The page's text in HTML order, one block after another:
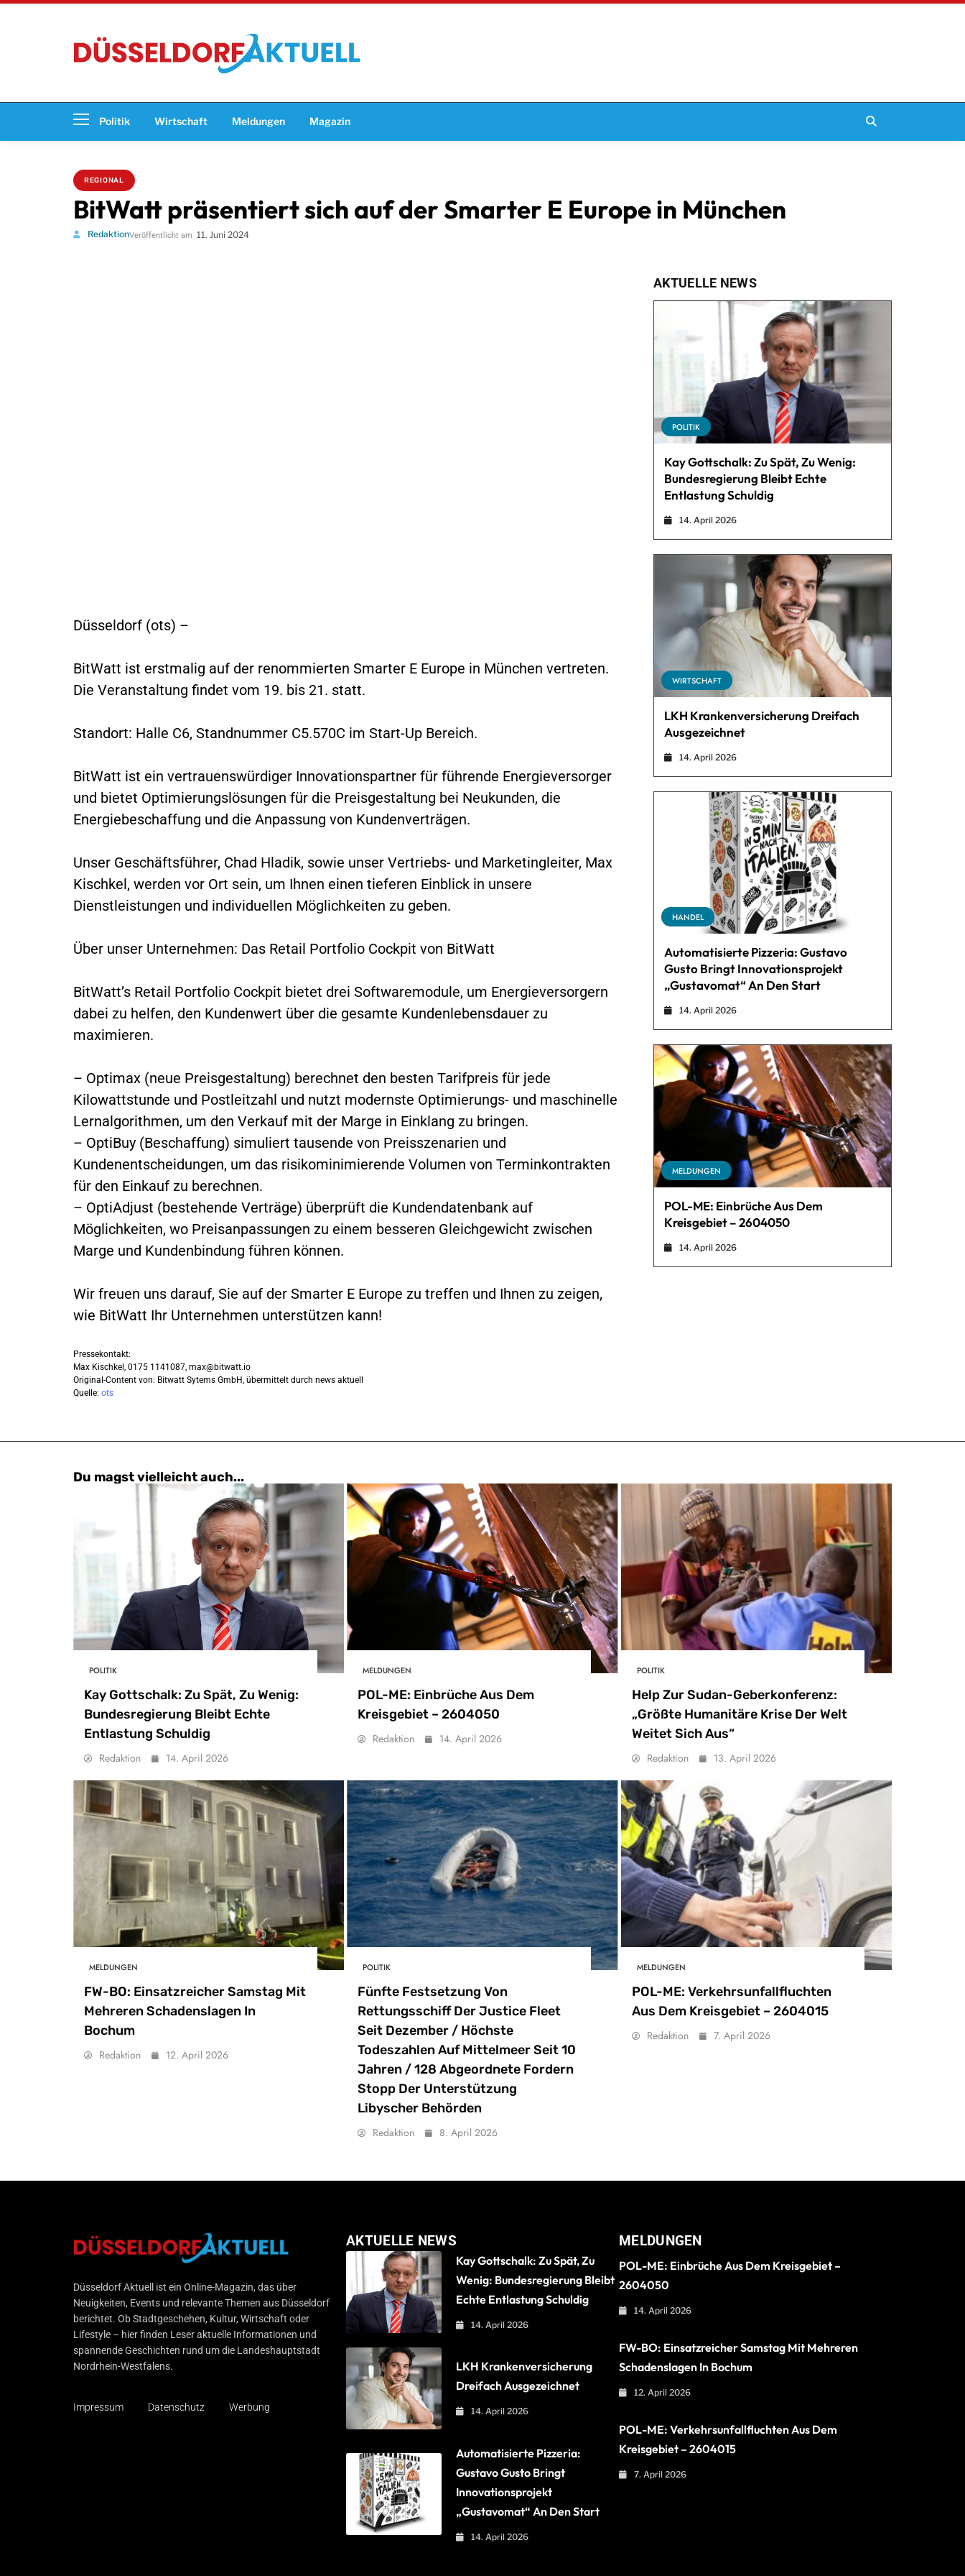
Politik Wirtschaft Meldungen Magazin
REGIONAL
BitWatt präsentiert sich auf der Smarter E Europe in München
RedaktionVeröffentlicht am 11. Juni 2024
Düsseldorf (ots) –
BitWatt ist erstmalig auf der renommierten Smarter E Europe in München vertreten.
Die Veranstaltung findet vom 19. bis 21. statt.
Standort: Halle C6, Standnummer C5.570C im Start-Up Bereich.
BitWatt ist ein vertrauenswürdiger Innovationspartner für führende Energieversorger
und bietet Optimierungslösungen für die Preisgestaltung bei Neukunden, die
Energiebeschaffung und die Anpassung von Kundenverträgen.
Unser Geschäftsführer, Chad Hladik, sowie unser Vertriebs- und Marketingleiter, Max
Kischkel, werden vor Ort sein, um Ihnen einen tieferen Einblick in unsere
Dienstleistungen und individuellen Möglichkeiten zu geben.
Über unser Unternehmen: Das Retail Portfolio Cockpit von BitWatt
BitWatt’s Retail Portfolio Cockpit bietet drei Softwaremodule, um Energieversorgern
dabei zu helfen, den Kundenwert über die gesamte Kundenlebensdauer zu
maximieren.
– Optimax (neue Preisgestaltung) berechnet den besten Tarifpreis für jede
Kilowattstunde und Postleitzahl und nutzt modernste Optimierungs- und maschinelle
Lernalgorithmen, um den Verkauf mit der Marge in Einklang zu bringen.
– OptiBuy (Beschaffung) simuliert tausende von Preisszenarien und
Kundenentscheidungen, um das risikominimierende Volumen von Terminkontrakten
für den Einkauf zu berechnen.
– OptiAdjust (bestehende Verträge) überprüft die Kundendatenbank auf
Möglichkeiten, wo Preisanpassungen zu einem besseren Gleichgewicht zwischen
Marge und Kundenbindung führen können.
Wir freuen uns darauf, Sie auf der Smarter E Europe zu treffen und Ihnen zu zeigen,
wie BitWatt Ihr Unternehmen unterstützen kann!
Pressekontakt:
Max Kischkel, 0175 1141087, max@bitwatt.io
Original-Content von: Bitwatt Sytems GmbH, übermittelt durch news aktuell
Quelle: ots
AKTUELLE NEWS
POLITIK
Kay Gottschalk: Zu Spät, Zu Wenig:
Bundesregierung Bleibt Echte
Entlastung Schuldig
14. April 2026
WIRTSCHAFT
LKH Krankenversicherung Dreifach
Ausgezeichnet
14. April 2026
HANDEL
Automatisierte Pizzeria: Gustavo
Gusto Bringt Innovationsprojekt
„Gustavomat“ An Den Start
14. April 2026
MELDUNGEN
POL-ME: Einbrüche Aus Dem
Kreisgebiet – 2604050
14. April 2026
Du magst vielleicht auch...
POLITIK
Kay Gottschalk: Zu Spät, Zu Wenig:
Bundesregierung Bleibt Echte
Entlastung Schuldig
Redaktion 14. April 2026
MELDUNGEN
POL-ME: Einbrüche Aus Dem
Kreisgebiet – 2604050
Redaktion 14. April 2026
POLITIK
Help Zur Sudan-Geberkonferenz:
„Größte Humanitäre Krise Der Welt
Weitet Sich Aus“
Redaktion 13. April 2026
MELDUNGEN
FW-BO: Einsatzreicher Samstag Mit
Mehreren Schadenslagen In
Bochum
Redaktion 12. April 2026
POLITIK
Fünfte Festsetzung Von
Rettungsschiff Der Justice Fleet
Seit Dezember / Höchste
Todeszahlen Auf Mittelmeer Seit 10
Jahren / 128 Abgeordnete Fordern
Stopp Der Unterstützung
Libyscher Behörden
Redaktion 8. April 2026
MELDUNGEN
POL-ME: Verkehrsunfallfluchten
Aus Dem Kreisgebiet – 2604015
Redaktion 7. April 2026
Düsseldorf Aktuell
Düsseldorf Aktuell ist ein Online-Magazin, das über
Neuigkeiten, Events und relevante Themen aus Düsseldorf
berichtet. Ob Stadtgeschehen, Kultur, Wirtschaft oder
Lifestyle – hier finden Leser aktuelle Informationen und
spannende Geschichten rund um die Landeshauptstadt
Nordrhein-Westfalens.
Impressum Datenschutz Werbung
AKTUELLE NEWS
Kay Gottschalk: Zu Spät, Zu
Wenig: Bundesregierung Bleibt
Echte Entlastung Schuldig
14. April 2026
LKH Krankenversicherung
Dreifach Ausgezeichnet
14. April 2026
Automatisierte Pizzeria:
Gustavo Gusto Bringt
Innovationsprojekt
„Gustavomat“ An Den Start
14. April 2026
MELDUNGEN
POL-ME: Einbrüche Aus Dem Kreisgebiet –
2604050
14. April 2026
FW-BO: Einsatzreicher Samstag Mit Mehreren
Schadenslagen In Bochum
12. April 2026
POL-ME: Verkehrsunfallfluchten Aus Dem
Kreisgebiet – 2604015
7. April 2026